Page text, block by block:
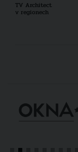
TV Architect
v regionech